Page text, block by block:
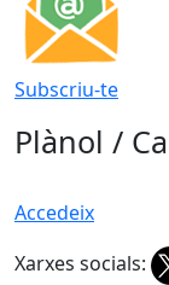
Subscriu-te
Plànol /
Accedeix
Xarxes socials: